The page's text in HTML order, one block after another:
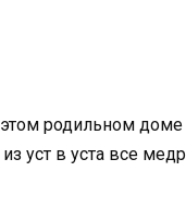
этом родильном
уст в уста все